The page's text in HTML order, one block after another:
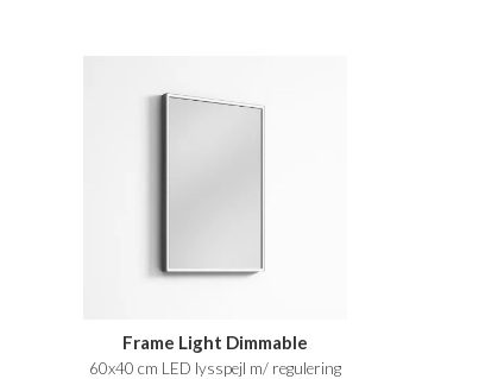
Frame Light Dimmable
60x40 cm LED lysspejl m/ regulering